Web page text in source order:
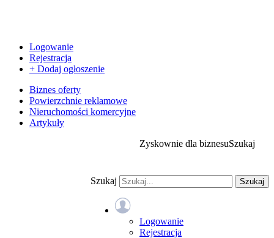
Logowanie
Rejestracja
+ Dodaj ogłoszenie
Biznes oferty
Powierzchnie reklamowe
Nieruchomości komercyjne
Artykuły
Zyskownie dla biznesu
Szukaj Szukaj
Logowanie
Rejestracja
Szukaj